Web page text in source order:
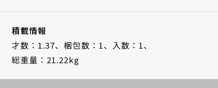
積載情報
才数：1.37、 梱包数：1、 入数：1、
総重量：21.22kg